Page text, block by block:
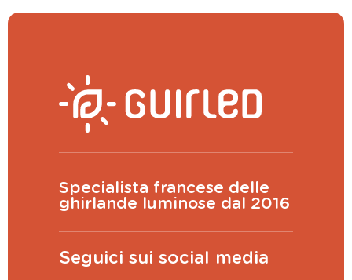
Specialista francese delle
ghirlande luminose dal 2016
Seguici sui social media